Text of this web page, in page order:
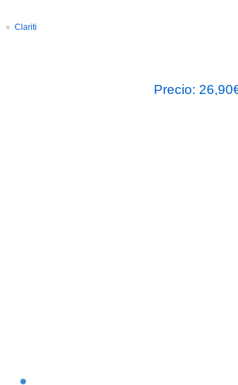
Clariti
Precio: